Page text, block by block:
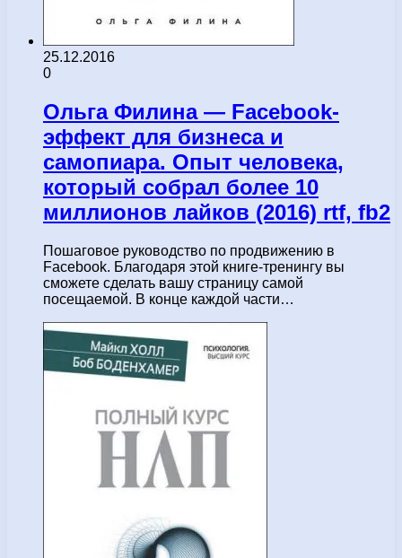
25.12.2016
0
Ольга Филина — Facebook-
эффект для бизнеса и
самопиара. Опыт человека,
который собрал более 10
миллионов лайков (2016) rtf, fb2
Пошаговое руководство по продвижению в
Facebook. Благодаря этой книге-тренингу вы
сможете сделать вашу страницу самой
посещаемой. В конце каждой части…